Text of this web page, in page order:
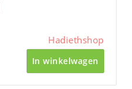
Hadiethshop
In winkelwagen